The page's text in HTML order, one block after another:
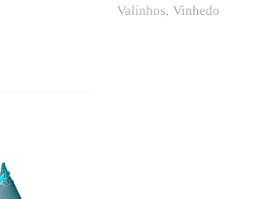
Valinhos Vinhedo